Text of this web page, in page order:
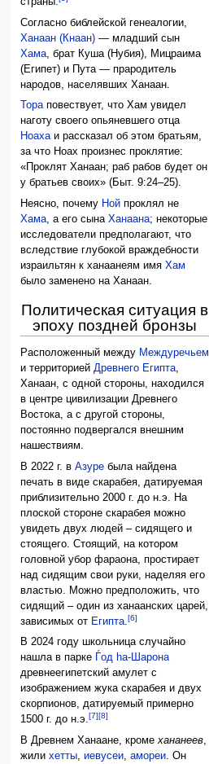
Согласно библейской генеалогии,
Ханаан (Кнаан) — младший сын
Хама, брат Куша (Нубия), Мицраима
(Египет) и Пута — прародитель
народов, населявших Ханаан.
Тораповествует, что Хам увидел
наготу своего опьяневшего отца
Ноахаи рассказал об этом братьям,
за что Ноах произнес проклятие:
«Проклят Ханаан; раб рабов будет он
у братьев своих» (Быт. 9:24–25).
Неясно, почему Ной проклял не
Хама , а его сынаХанаана; некоторые
исследователи предполагают, что
вследствие глубокой враждебности
израильтян к ханаанеям имяХам
было заменено на Ханаан.
Политическая ситуация в
эпоху поздней бронзы
Расположенный между Междуречьем
и территориейДревнего Египта,
Ханаан, с одной стороны, находился
в центре цивилизации Древнего
Востока, а с другой стороны,
постоянно подвергался внешним
нашествиям.
В 2022 г. вАзуре была найдена
печать в виде скарабея, датируемая
приблизительно 2000 г. до н.э. На
плоской стороне скарабея можно
увидеть двух людей – сидящего и
стоящего. Стоящий, на котором
головной убор фараона, простирает
над сидящим свои руки, наделяя его
властью. Можно предположить, что
сидящий – один из ханаанских царей,
зависимых от Египта.[6]
В 2024 году школьница случайно
нашла в парке
Ѓод hа-Шарона
древнеегипетский амулет с
изображением жука скарабея и двух
скорпионов, датируемый примерно
1500 г. до н.э.[7][8]
В Древнем Ханаане, кромехананеев
жилихетты ,иевусеи ,амореи . Он